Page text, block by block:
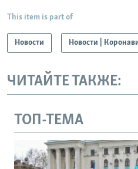
This item is part of
Новости Новости |
ЧИТАЙТЕ ТАКЖЕ:
ТОП-ТЕМА